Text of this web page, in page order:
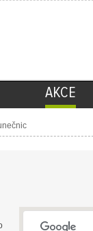
AKCE